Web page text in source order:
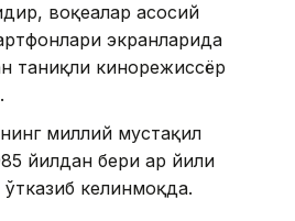
воқеалар асосий
экранларида
таниқли кинорежиссёр
миллий мустақил
йилдан бери ҳар йили
келинмоқда.